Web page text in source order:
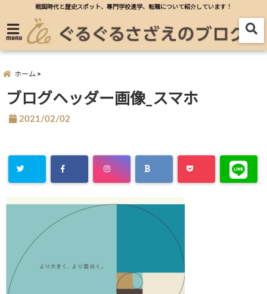
戦国時代と歴史スポット、專門学校進学、転職について紹介しています！
menu
ホーム
ブログヘッダー画像_スマホ
2021/02/02